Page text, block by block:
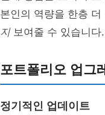
본인의 역량을 한층
지보여줄 수 있습니다.
포트폴리오 업그
정기적인 업데이트